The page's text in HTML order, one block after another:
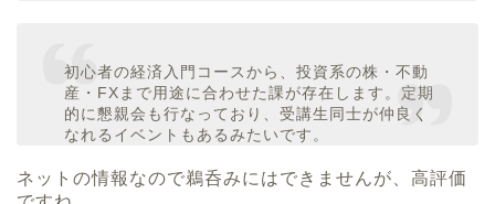
初心者の経済入門コースから、投資系の株・不動
産・FXまで用途に合わせた課が存在します。定期
的に懇親会も行なっており、受講生同士が仲良く
なれるイベントもあるみたいです。
ネットの情報なので鵜呑みにはできませんが、高評価